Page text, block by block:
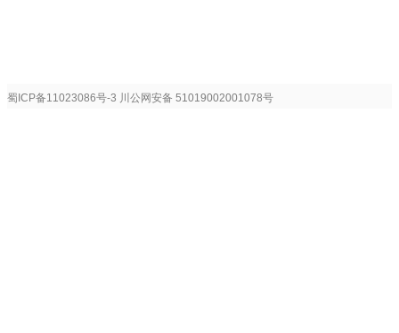
蜀ICP备11023086号-3 川公网安备 51019002001078号